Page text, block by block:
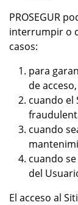
PROSEGUR
interrumpir o
casos:
para
de acceso,
cuando el
cuando
cuando
del
El acceso al